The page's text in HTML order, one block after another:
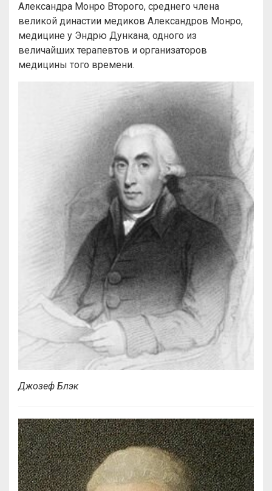
Александра Монро Второго, среднего члена
великой династии медиков Александров Монро,
медицине у Эндрю Дункана, одного из
величайших терапевтов и организаторов
медицины того времени.
Джозеф Блэк